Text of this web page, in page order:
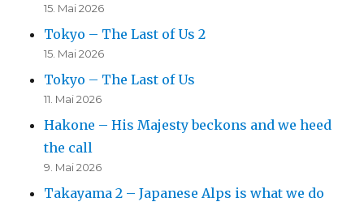
15. Mai 2026
Tokyo – The Last of Us 2
15. Mai 2026
Tokyo – The Last of Us
11. Mai 2026
Hakone – His Majesty beckons and we heed
the call
9. Mai 2026
Takayama 2 – Japanese Alps is what we do